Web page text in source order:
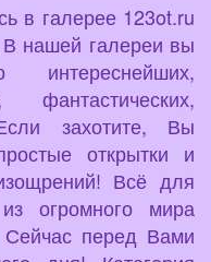
в галерее 123ot.ru
В нашей галереи вы
захотите, Вы
открытки и
Всё для
огромного мира
Сейчас перед Вами